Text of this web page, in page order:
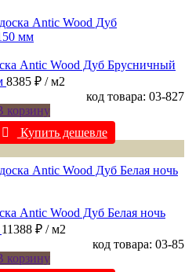
Antic Wood Дуб Брусничный
8385 ₽ / м2
код товара: 03-827
корзину
Купить дешевле
Antic Wood Дуб Белая ночь
11388 ₽ / м2
код товара: 03-85
корзину